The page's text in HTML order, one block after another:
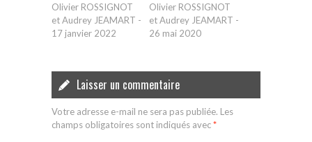
Olivier ROSSIGNOT
et Audrey JEAMART -
17 janvier 2022
Olivier ROSSIGNOT
et Audrey JEAMART -
26 mai 2020
Laisser un commentaire
Votre adresse e-mail ne sera pas publiée. Les
champs obligatoires sont indiqués avec*